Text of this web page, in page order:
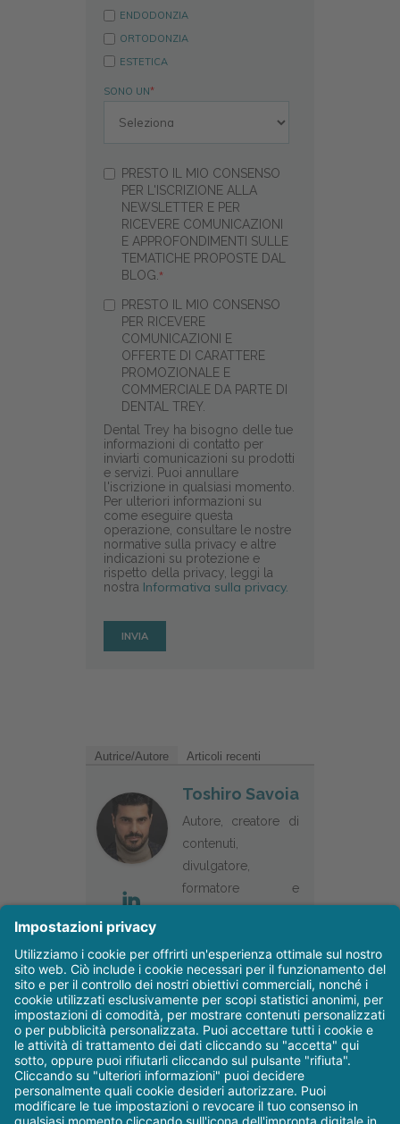
ENDODONZIA
ORTODONZIA
ESTETICA
SONO UN*
PRESTO IL MIO CONSENSO
PER L'ISCRIZIONE ALLA
NEWSLETTER E PER
RICEVERE COMUNICAZIONI
E APPROFONDIMENTI SULLE
TEMATICHE PROPOSTE DAL
BLOG.*
PRESTO IL MIO CONSENSO
PER RICEVERE
COMUNICAZIONI E
OFFERTE DI CARATTERE
PROMOZIONALE E
COMMERCIALE DA PARTE DI
DENTAL TREY.
Dental Trey ha bisogno delle tue
informazioni di contatto per
inviarti comunicazioni su prodotti
e servizi. Puoi annullare
l'iscrizione in qualsiasi momento.
Per ulteriori informazioni su
come eseguire questa
operazione, consultare le nostre
normative sulla privacy e altre
indicazioni su protezione e
rispetto della privacy, leggi la
nostra Informativa sulla privacy.
Autrice/Autore Articoli recenti
Toshiro Savoia
Autore, creatore di
contenuti,
divulgatore,
formatore e
strutture
odontoiatriche.
Verticalizzato sulla
gestione extra
clinica della prima
visita.